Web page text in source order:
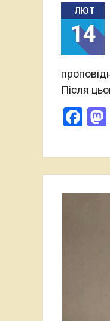
ЛЮТ
14
Після